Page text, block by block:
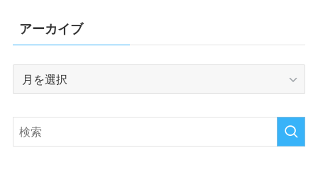
アーカイブ
イ
ブ